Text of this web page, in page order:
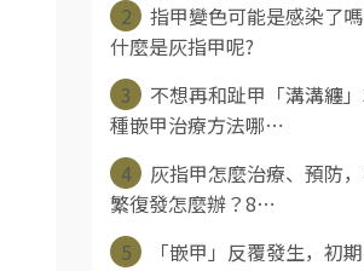
2
指甲變色可能是感染了嗎
什麼是灰指甲呢?
3
不想再和趾甲「溝溝纏
種嵌甲治療方法哪⋯
4
灰指甲怎麼治療、預防
繁復發怎麼辦？8⋯
5
「嵌甲」反覆發生，初